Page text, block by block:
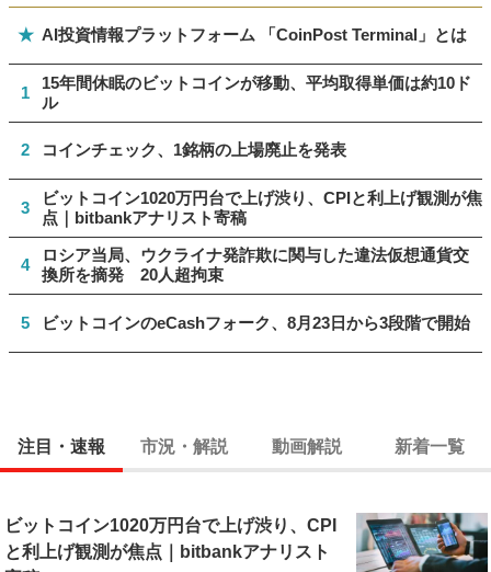
★ AI投資情報プラットフォーム 「CoinPost Terminal」とは
1
15年間休眠のビットコインが移動、平均取得単価は約10ド
ル
2 コインチェック、1銘柄の上場廃止を発表
3
ビットコイン1020万円台で上げ渋り、CPIと利上げ観測が焦
点｜bitbankアナリスト寄稿
4
ロシア当局、ウクライナ発詐欺に関与した違法仮想通貨交
換所を摘発 20人超拘束
5 ビットコインのeCashフォーク、8月23日から3段階で開始
注目・速報 市況・解説 動画解説 新着一覧
ビットコイン1020万円台で上げ渋り、CPI
と利上げ観測が焦点｜bitbankアナリスト